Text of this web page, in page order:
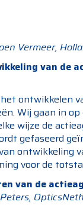
Vermeer,
van de
ontwikkelen
Wij gaan in op
wijze de
gefaseerd
ontwikkeling
voor de
van de